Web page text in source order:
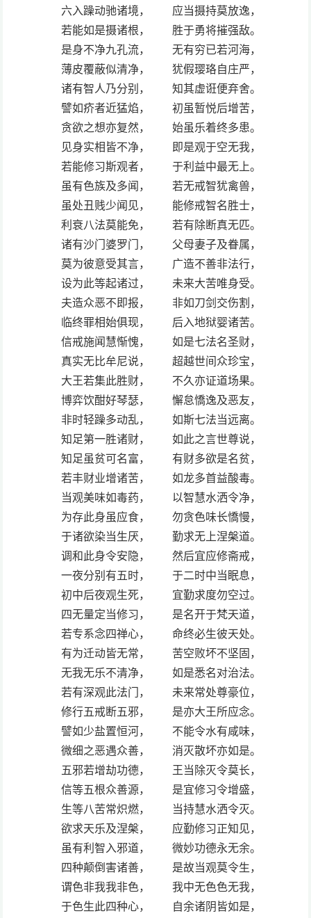
六入躁动驰诸境， 应当摄持莫放逸，
若能如是摄诸根， 胜于勇将摧强敌。
是身不净九孔流， 无有穷已若河海，
薄皮覆蔽似清净， 犹假璎珞自庄严，
诸有智人乃分别， 知其虚诳便弃舍。
譬如疥者近猛焰， 初虽暂悦后增苦，
贪欲之想亦复然， 始虽乐着终多患。
见身实相皆不净， 即是观于空无我，
若能修习斯观者， 于利益中最无上。
虽有色族及多闻， 若无戒智犹禽兽，
虽处丑贱少闻见， 能修戒智名胜士，
利衰八法莫能免， 若有除断真无匹。
诸有沙门婆罗门， 父母妻子及眷属，
莫为彼意受其言， 广造不善非法行，
设为此等起诸过， 未来大苦唯身受。
夫造众恶不即报， 非如刀剑交伤割，
临终罪相始俱现， 后入地狱婴诸苦。
信戒施闻慧惭愧， 如是七法名圣财，
真实无比牟尼说， 超越世间众珍宝，
大王若集此胜财， 不久亦证道场果。
博弈饮酣好琴瑟， 懈怠憍逸及恶友，
非时轻躁多动乱， 如斯七法当远离。
知足第一胜诸财， 如此之言世尊说，
知足虽贫可名富， 有财多欲是名贫，
若丰财业增诸苦， 如龙多首益酸毒。
当观美味如毒药， 以智慧水洒令净，
为存此身虽应食， 勿贪色味长憍慢，
于诸欲染当生厌， 勤求无上涅槃道。
调和此身令安隐， 然后宜应修斋戒，
一夜分别有五时， 于二时中当眠息，
初中后夜观生死， 宜勤求度勿空过。
四无量定当修习， 是名开于梵天道，
若专系念四禅心， 命终必生彼天处。
有为迁动皆无常， 苦空败坏不坚固，
无我无乐不清净， 如是悉名对治法。
若有深观此法门， 未来常处尊豪位，
修行五戒断五邪， 是亦大王所应念。
譬如少盐置恒河， 不能令水有咸味，
微细之恶遇众善， 消灭散坏亦如是。
五邪若增劫功德， 王当除灭令莫长，
信等五根众善源， 是宜修习令增盛，
生等八苦常炽燃， 当持慧水洒令灭。
欲求天乐及涅槃， 应勤修习正知见，
虽有利智入邪道， 微妙功德永无余。
四种颠倒害诸善， 是故当观莫令生，
谓色非我我非色， 我中无色色无我，
于色生此四种心， 自余诸阴皆如是，